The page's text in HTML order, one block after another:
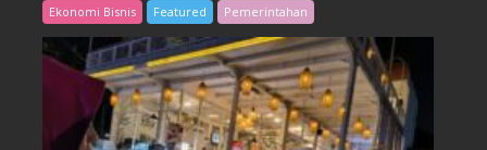
Ekonomi Bisnis Featured Pemerintahan